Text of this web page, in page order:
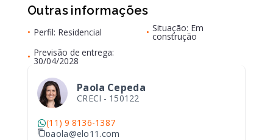
Outras informações
• Perfil: Residencial • Situação: Em
construção
• Previsão de entrega:
30/04/2028
Paola Cepeda
CRECI - 150122
(11) 9 8136-1387
paola@elo11.com